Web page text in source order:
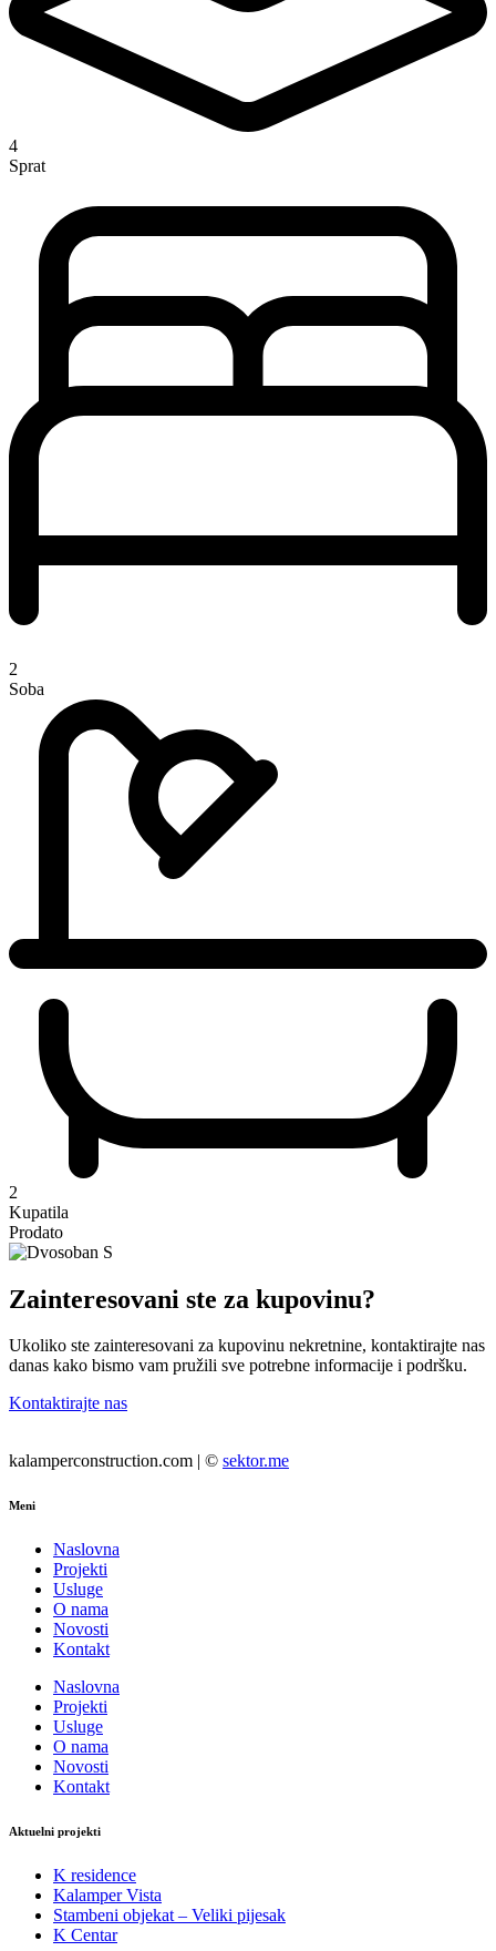
4
Sprat
2
Soba
2
Kupatila
Prodato
Zainteresovani ste za kupovinu?
Ukoliko ste zainteresovani za kupovinu nekretnine, kontaktirajte nas
danas kako bismo vam pružili sve potrebne informacije i podršku.
Kontaktirajte nas
kalamperconstruction.com | © sektor.me
Meni
Naslovna
Projekti
Usluge
O nama
Novosti
Kontakt
Naslovna
Projekti
Usluge
O nama
Novosti
Kontakt
Aktuelni projekti
K residence
Kalamper Vista
Stambeni objekat – Veliki pijesak
K Centar